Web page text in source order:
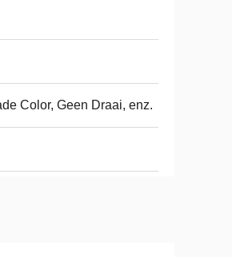
Color, Geen Draai, enz.